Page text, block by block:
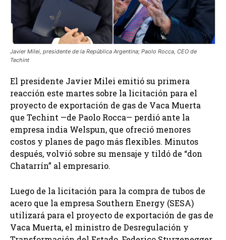
Javier Milei, presidente de la República Argentina; Paolo Rocca, CEO de
Techint
El presidente Javier Milei emitió su primera
reacción este martes sobre la licitación para el
proyecto de exportación de gas de Vaca Muerta
que Techint —de Paolo Rocca— perdió ante la
empresa india Welspun, que ofreció menores
costos y planes de pago más flexibles. Minutos
después, volvió sobre su mensaje y tildó de “don
Chatarrín” al empresario.
Luego de la licitación para la compra de tubos de
acero que la empresa Southern Energy (SESA)
utilizará para el proyecto de exportación de gas de
Vaca Muerta, el ministro de Desregulación y